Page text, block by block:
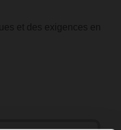
et des exigences en